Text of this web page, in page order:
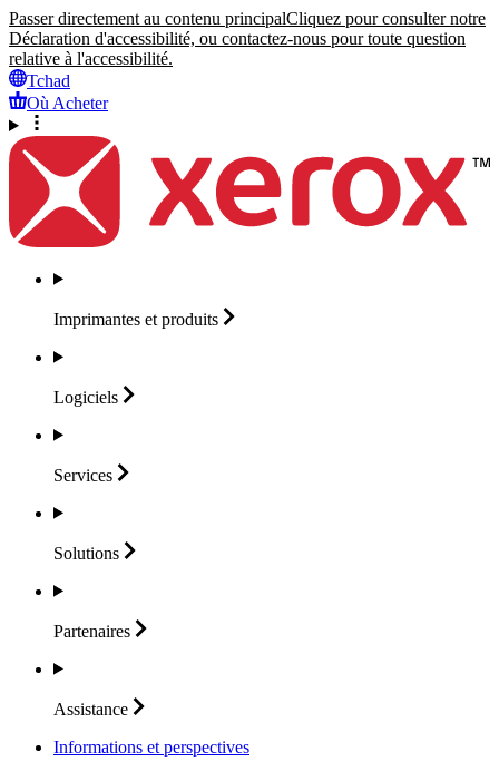
Passer directement au contenu principalCliquez pour consulter notre
Déclaration d'accessibilité, ou contactez-nous pour toute question
relative à l'accessibilité.
Tchad
Où Acheter
Imprimantes et produits
Logiciels
Services
Solutions
Partenaires
Assistance
Informations et perspectives